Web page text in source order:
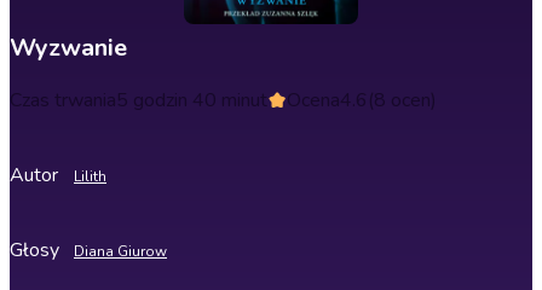
Wyzwanie
Czas trwania5 godzin 40 minut Ocena4.6(8 ocen)
Autor Lilith
Głosy Diana Giurow